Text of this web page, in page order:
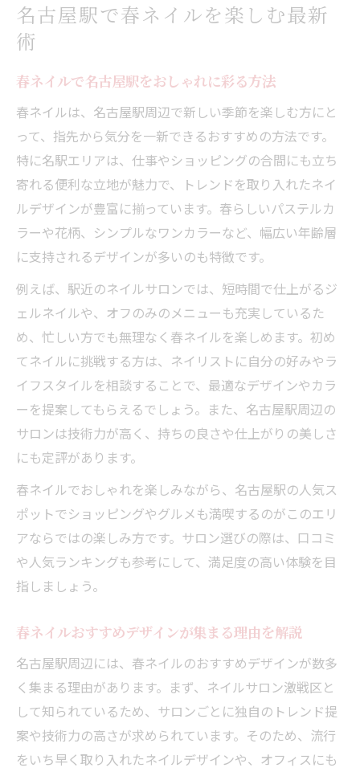
春ネイル体験が充実する名古屋駅周辺の魅
春ネイルおすすめデザインの選び方
名古屋駅周辺の旬な春ネイルおすすめ特集
春ネイル初心者も安心の人気デザインとは
名古屋駅発の春ネイル最新カラー傾向を解
説
春ネイルの持ちを良くするためのアドバイ
ス
トレンド春ネイルを叶える名古屋駅案内
春ネイルおすすめサロンを賢く見つける方
法
名古屋駅で注目のトレンド春ネイル体験記
春ネイル人気を集める名古屋駅の魅力とは
名古屋駅で叶える春ネイルの最新傾向分析
華やぐ季節にぴったりな春ネイル紹介
春ネイルで手元が華やぐおすすめデザイン
集
名古屋駅近の春ネイルでおしゃれ度アップ
名古屋駅で春ネイルを楽しむポイントまと
め
春ネイルおすすめで季節感を先取りしよう
春ネイルなら名古屋駅周辺が狙い目
春ネイルを名古屋駅周辺で選ぶメリット解
説
名古屋駅で春ネイルを楽しむ最新
術
春ネイルで名古屋駅をおしゃれに彩る方法
春ネイルは、名古屋駅周辺で新しい季節を楽しむ方にと
って、指先から気分を一新できるおすすめの方法です。
特に名駅エリアは、仕事やショッピングの合間にも立ち
寄れる便利な立地が魅力で、トレンドを取り入れたネイ
ルデザインが豊富に揃っています。春らしいパステルカ
ラーや花柄、シンプルなワンカラーなど、幅広い年齢層
に支持されるデザインが多いのも特徴です。
例えば、駅近のネイルサロンでは、短時間で仕上がるジ
ェルネイルや、オフのみのメニューも充実しているた
め、忙しい方でも無理なく春ネイルを楽しめます。初め
てネイルに挑戦する方は、ネイリストに自分の好みやラ
イフスタイルを相談することで、最適なデザインやカラ
ーを提案してもらえるでしょう。また、名古屋駅周辺の
サロンは技術力が高く、持ちの良さや仕上がりの美しさ
にも定評があります。
春ネイルでおしゃれを楽しみながら、名古屋駅の人気ス
ポットでショッピングやグルメも満喫するのがこのエリ
アならではの楽しみ方です。サロン選びの際は、口コミ
や人気ランキングも参考にして、満足度の高い体験を目
指しましょう。
春ネイルおすすめデザインが集まる理由を解説
名古屋駅周辺には、春ネイルのおすすめデザインが数多
く集まる理由があります。まず、ネイルサロン激戦区と
して知られているため、サロンごとに独自のトレンド提
案や技術力の高さが求められています。そのため、流行
をいち早く取り入れたネイルデザインや、オフィスにも